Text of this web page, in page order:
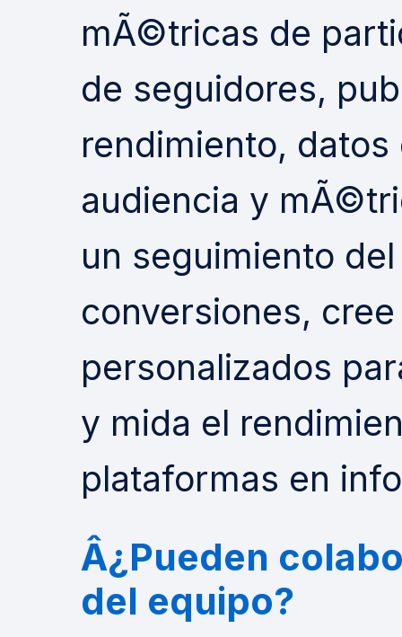
mÃ©tricas de
de seguidores,
rendimiento, datos
audiencia y
un seguimiento
conversiones,
personalizados
y mida el
plataformas en
Â¿Pueden
del equipo?